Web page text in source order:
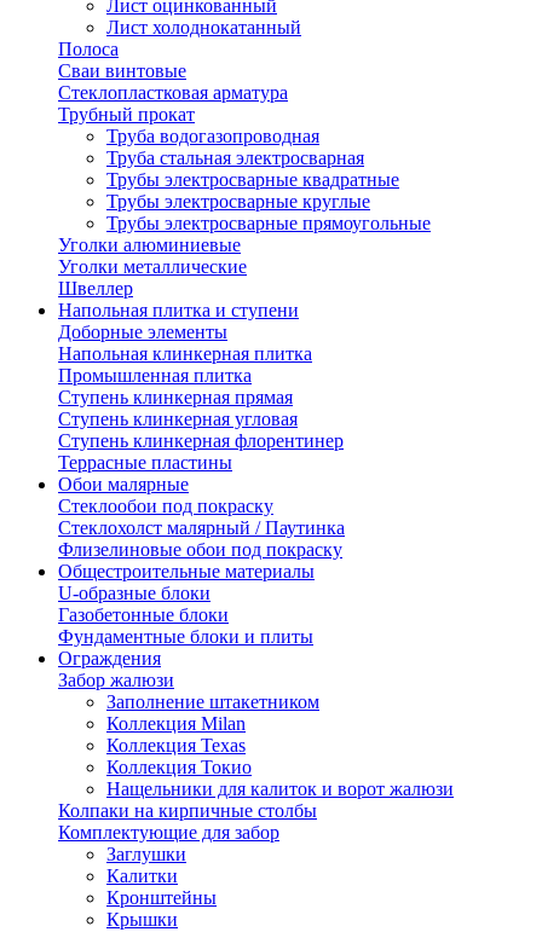
Лист оцинкованный
Лист холоднокатанный
Полоса
Сваи винтовые
Стеклопластковая арматура
Трубный прокат
Труба водогазопроводная
Труба стальная электросварная
Трубы электросварные квадратные
Трубы электросварные круглые
Трубы электросварные прямоугольные
Уголки алюминиевые
Уголки металлические
Швеллер
Напольная плитка и ступени
Доборные элементы
Напольная клинкерная плитка
Промышленная плитка
Ступень клинкерная прямая
Ступень клинкерная угловая
Ступень клинкерная флорентинер
Террасные пластины
Обои малярные
Стеклообои под покраску
Стеклохолст малярный / Паутинка
Флизелиновые обои под покраску
Общестроительные материалы
U-образные блоки
Газобетонные блоки
Фундаментные блоки и плиты
Ограждения
Забор жалюзи
Заполнение штакетником
Коллекция Milan
Коллекция Texas
Коллекция Токио
Нащельники для калиток и ворот жалюзи
Колпаки на кирпичные столбы
Комплектующие для забор
Заглушки
Калитки
Кронштейны
Крышки